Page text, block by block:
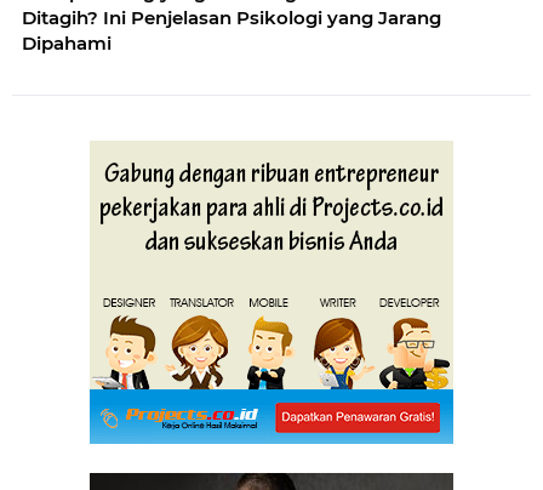
Ditagih? Ini Penjelasan Psikologi yang Jarang
Dipahami